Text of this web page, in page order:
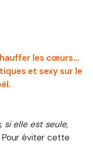
les cœurs…
et sexy sur le
si elle est seule,
éviter cette